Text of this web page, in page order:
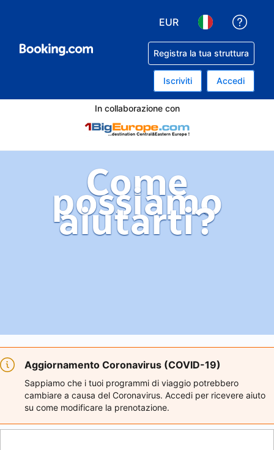
EUR
Registra la tua struttura
Iscriviti Accedi
In collaborazione con
Come
possiamo
aiutarti?
Aggiornamento Coronavirus (COVID-19)
Sappiamo che i tuoi programmi di viaggio potrebbero
cambiare a causa del Coronavirus. Accedi per ricevere aiuto
su come modificare la prenotazione.